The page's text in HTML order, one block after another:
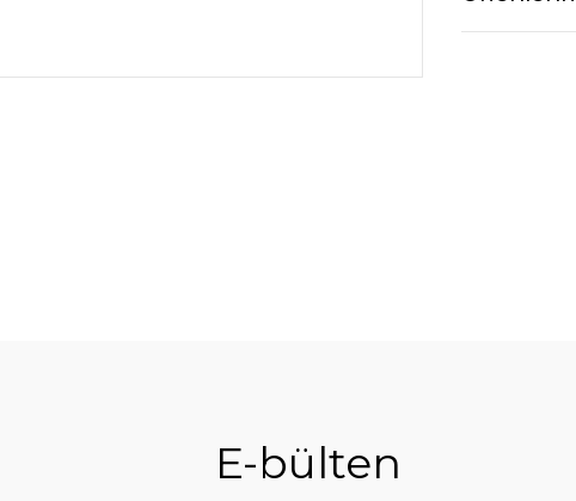
E-bülten